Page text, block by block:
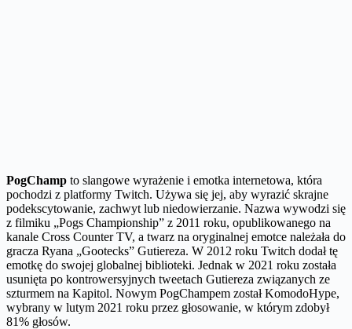
PogChamp to slangowe wyrażenie i emotka internetowa, która
pochodzi z platformy Twitch. Używa się jej, aby wyrazić skrajne
podekscytowanie, zachwyt lub niedowierzanie. Nazwa wywodzi się
z filmiku „Pogs Championship” z 2011 roku, opublikowanego na
kanale Cross Counter TV, a twarz na oryginalnej emotce należała do
gracza Ryana „Gootecks” Gutiereza. W 2012 roku Twitch dodał tę
emotkę do swojej globalnej biblioteki. Jednak w 2021 roku została
usunięta po kontrowersyjnych tweetach Gutiereza związanych ze
szturmem na Kapitol. Nowym PogChampem został KomodoHype,
wybrany w lutym 2021 roku przez głosowanie, w którym zdobył
81% głosów.